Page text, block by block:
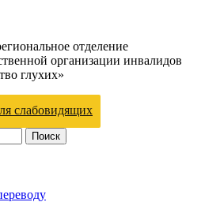
отделение
организации инвалидов
глухих»
слабовидящих